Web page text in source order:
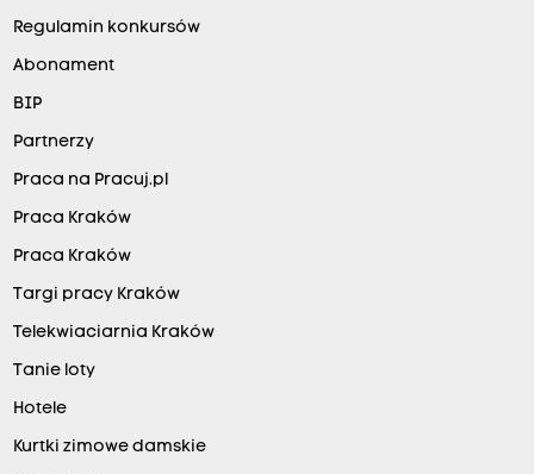
Regulamin konkursów
Abonament
BIP
Partnerzy
Praca na Pracuj.pl
Praca Kraków
Praca Kraków
Targi pracy Kraków
Telekwiaciarnia Kraków
Tanie loty
Hotele
Kurtki zimowe damskie